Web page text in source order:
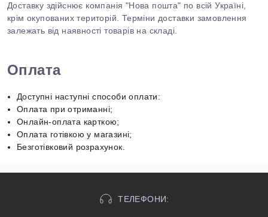
Доставку здійснює компанія "Нова пошта" по всій Україні,
крім окупованих територій. Терміни доставки замовлення
залежать від наявності товарів на складі.
Оплата
Доступні наступні способи оплати:
Оплата при отриманні;
Онлайн-оплата карткою;
Оплата готівкою у магазині;
Безготівковий розрахунок.
ТЕЛЕФОНИ: